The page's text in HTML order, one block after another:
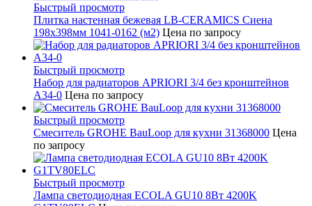
Быстрый просмотр
Плитка настенная бежевая LB-CERAMICS Сиена
198x398мм 1041-0162 (м2) Цена по запросу
Быстрый просмотр
Набор для радиаторов APRIORI 3/4 без кронштейнов
A34-0 Цена по запросу
Быстрый просмотр
Смеситель GROHE BauLoop для кухни 31368000 Цена
по запросу
Быстрый просмотр
Лампа светодиодная ECOLA GU10 8Вт 4200K